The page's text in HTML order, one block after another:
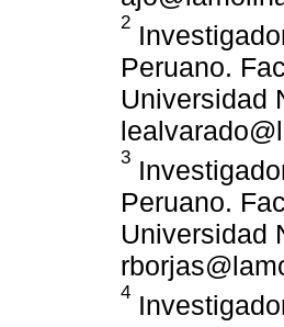
2
Peruano.
Universidad
3
Peruano.
Universidad
4